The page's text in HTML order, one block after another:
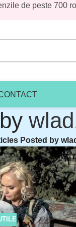
și vă așteptăm
de peste 700
Posted by